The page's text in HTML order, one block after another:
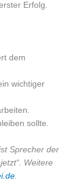
Erfolg.
dem
wichtiger
sollte.
Sprecher der
Weitere
.